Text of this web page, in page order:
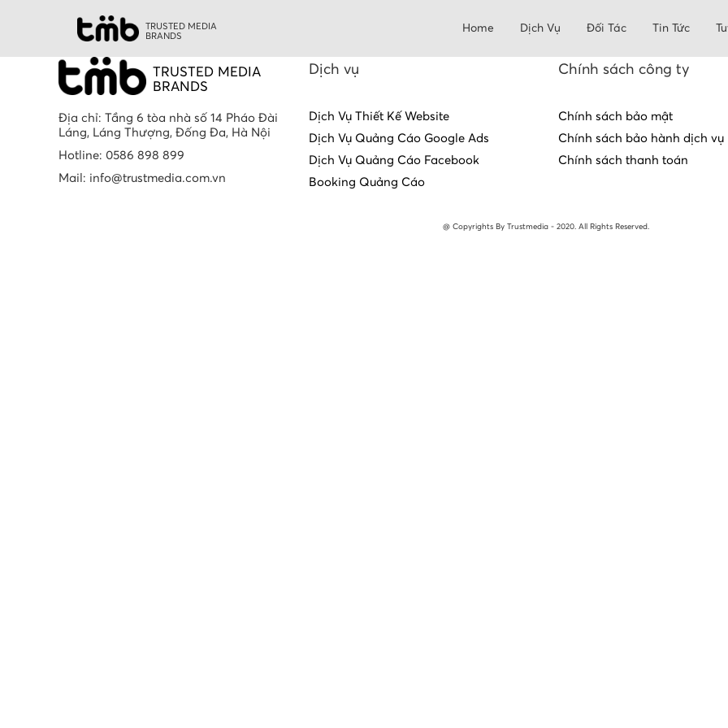
TRUSTED MEDIA
BRANDS
Home Dịch Vụ Đối Tác Tin Tức
TRUSTED MEDIA
BRANDS
Địa chỉ: Tầng 6 tòa nhà số 14 Pháo Đài
Láng, Láng Thượng, Đống Đa, Hà Nội
Hotline: 0586 898 899
Mail: info@trustmedia.com.vn
Dịch vụ
Dịch Vụ Thiết Kế Website
Dịch Vụ Quảng Cáo Google Ads
Dịch Vụ Quảng Cáo Facebook
Booking Quảng Cáo
Chính sách công ty
Chính sách bảo mật
Chính sách bảo hành dịch vụ
Chính sách thanh toán
@ Copyrights By Trustmedia - 2020. All Rights Reserved.